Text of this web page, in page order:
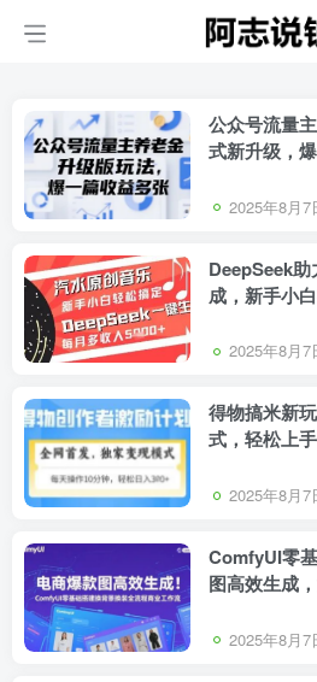
公众号流量
式新升级，
2025年8月7
DeepSeek
成，新手小
2025年8月7
得物搞米新
式，轻松上
2025年8月7
ComfyUI零
图高效生成
2025年8月7